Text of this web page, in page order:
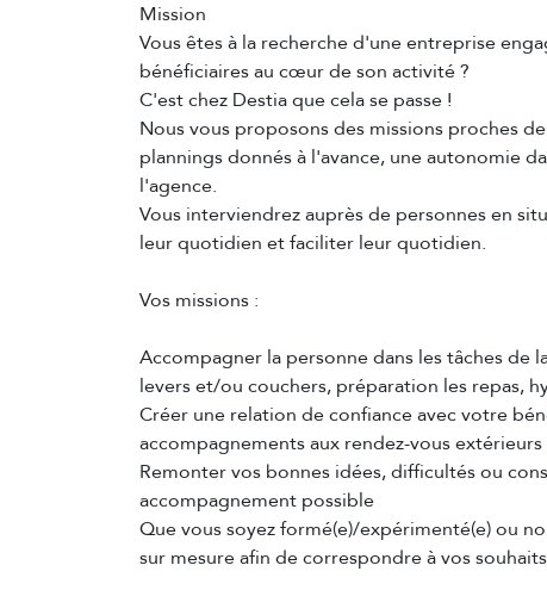
Mission
Vous êtes à la recherche d'une entreprise
bénéficiaires au cœur de son activité ?
C'est chez Destia que cela se passe !
Nous vous proposons des missions proches
plannings donnés à l'avance, une autonomie
l'agence.
Vous interviendrez auprès de personnes en
leur quotidien et faciliter leur quotidien.
Vos missions :
Accompagner la personne dans les tâches
levers et/ou couchers, préparation les repas,
Créer une relation de confiance avec votre
accompagnements aux rendez-vous
Remonter vos bonnes idées, difficultés ou
accompagnement possible
Que vous soyez formé(e)/expérimenté(e) ou
sur mesure afin de correspondre à vos